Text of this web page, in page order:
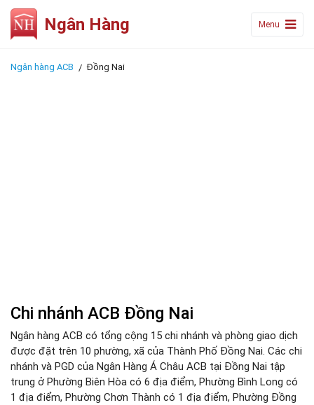
Ngân Hàng Menu
Ngân hàng ACB Đồng Nai
Chi nhánh ACB Đồng Nai
Ngân hàng ACB có tổng cộng 15 chi nhánh và phòng giao dịch
được đặt trên 10 phường, xã của Thành Phố Đồng Nai. Các chi
nhánh và PGD của Ngân Hàng Á Châu ACB tại Đồng Nai tập
trung ở Phường Biên Hòa có 6 địa điểm, Phường Bình Long có
1 địa điểm, Phường Chơn Thành có 1 địa điểm, Phường Đồng